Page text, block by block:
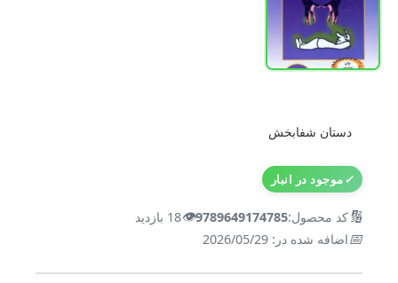
دستان شفابخش
✓موجود در انبار
🔢کد محصول:9789649174785
👁️18 بازدید
📅اضافه شده در: 2026/05/29